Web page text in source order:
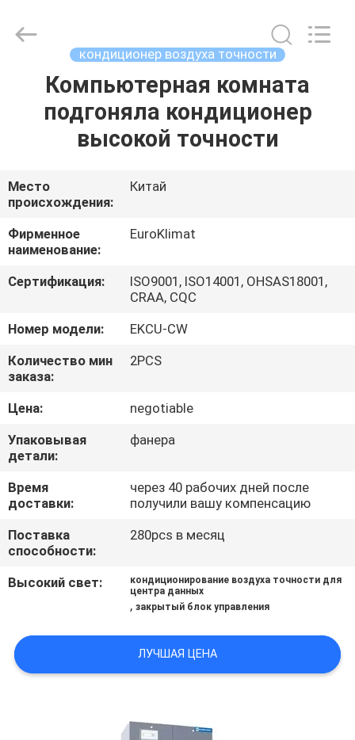
ДОМ
ПРОДУКТЫ
О
НАС
ПУТЕШЕСТВИЕ
ФАБРИКИ
ПРОВЕРКА
КАЧЕСТВА
СВЯЖИТЕСЬ
МЫ
СПРОСИТЕ
COMPANY
КАРТА
САЙТА
Refrigeration
кондиционер воздуха точности
Компьютерная комната
подгоняла кондиционер
высокой точности
Место
происхождения:
Китай
Фирменное
наименование:
EuroKlimat
Сертификация:
ISO9001, ISO14001, OHSAS18001,
CRAA, CQC
Номер модели:
EKCU-CW
Количество мин
заказа:
2PCS
Цена:
negotiable
Упаковывая
детали:
фанера
Время
доставки:
через 40 рабочих дней после
получили вашу компенсацию
Поставка
способности:
280pcs в месяц
Высокий свет:
кондиционирование воздуха точности для
центра данных
,закрытый блок управления
ЛУЧШАЯ ЦЕНА